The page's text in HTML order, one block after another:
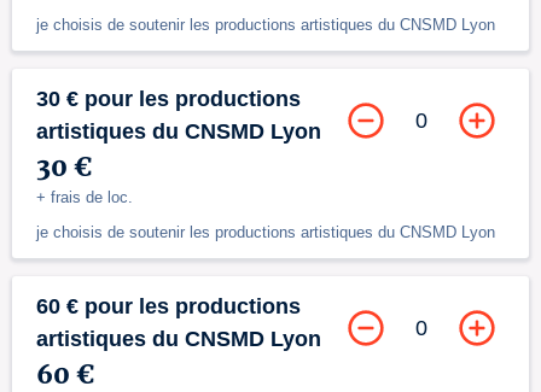
je choisis de soutenir les productions artistiques du CNSMD Lyon
30 € pour les productions
artistiques du CNSMD Lyon
30 €
+ frais de loc.
je choisis de soutenir les productions artistiques du CNSMD Lyon
0
60 € pour les productions
artistiques du CNSMD Lyon
60 €
0